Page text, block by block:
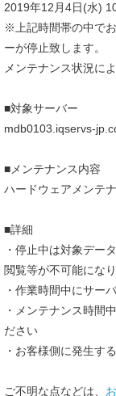
2019年12月4日(水)
※上記時間帯の中で
ーが停止致します。
メンテナンス状況に
■対象サーバー
mdb0103.iqservs-
■メンテナンス内容
ハードウェアメンテ
■詳細
・停止中は対象デー
閲覧等が不可能にな
・作業時間中にサー
・メンテナンス時間
ださい
・お客様側に発生す
ご不明な点などは、